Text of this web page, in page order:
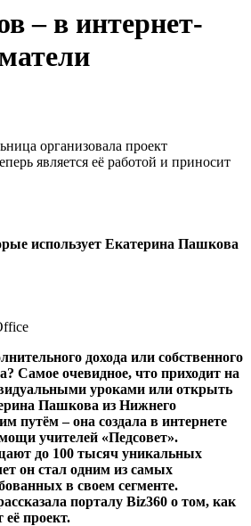
– в интернет-
организовала проект
является её работой и приносит
использует Екатерина Пашкова
дохода или собственного
Самое очевидное, что приходит на
уроками или открыть
Пашкова из Нижнего
путём – она создала в интернете
учителей «Педсовет».
до 100 тысяч уникальных
он стал одним из самых
в своем сегменте.
порталу Biz360 о том, как
проект.